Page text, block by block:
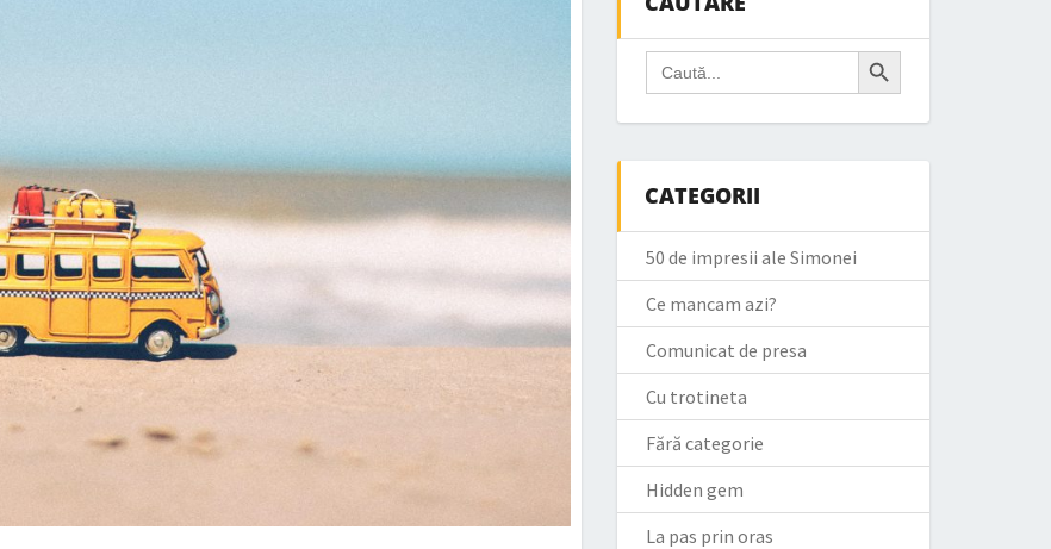
Search
for:
Search Button
CATEGORII
50 de impresii ale Simonei
Ce mancam azi?
Comunicat de presa
Cu trotineta
Fără categorie
Hidden gem
La pas prin oras